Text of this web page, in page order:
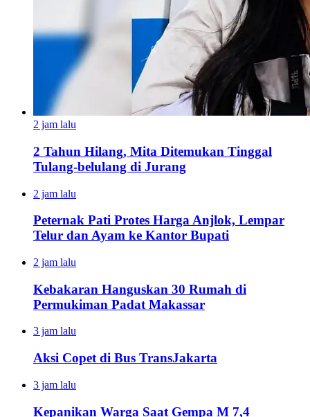
2 jam lalu
2 Tahun Hilang, Mita Ditemukan Tinggal
Tulang-belulang di Jurang
2 jam lalu
Peternak Pati Protes Harga Anjlok, Lempar
Telur dan Ayam ke Kantor Bupati
2 jam lalu
Kebakaran Hanguskan 30 Rumah di
Permukiman Padat Makassar
3 jam lalu
Aksi Copet di Bus TransJakarta
3 jam lalu
Kepanikan Warga Saat Gempa M 7,4